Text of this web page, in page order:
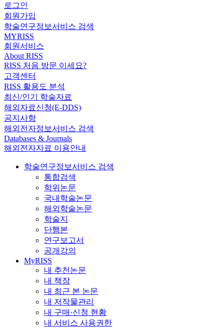
로그인
회원가입
학술연구정보서비스 검색
MYRISS
회원서비스
About RISS
RISS 처음 방문 이세요?
고객센터
RISS 활용도 분석
최신/인기 학술자료
해외자료신청(E-DDS)
공지사항
해외전자정보서비스 검색
Databases & Journals
해외전자자료 이용안내
학술연구정보서비스 검색
통합검색
학위논문
국내학술논문
해외학술논문
학술지
단행본
연구보고서
공개강의
MyRISS
내 추천논문
내 책장
내 최근 본 논문
내 저작물관리
내 구매·신청 현황
내 서비스 사용권한